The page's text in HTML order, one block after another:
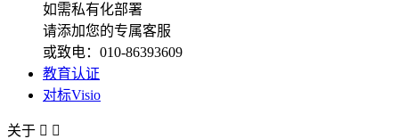
如需私有化部署
请添加您的专属客服
或致电：010-86393609
教育认证
对标Visio
关于  